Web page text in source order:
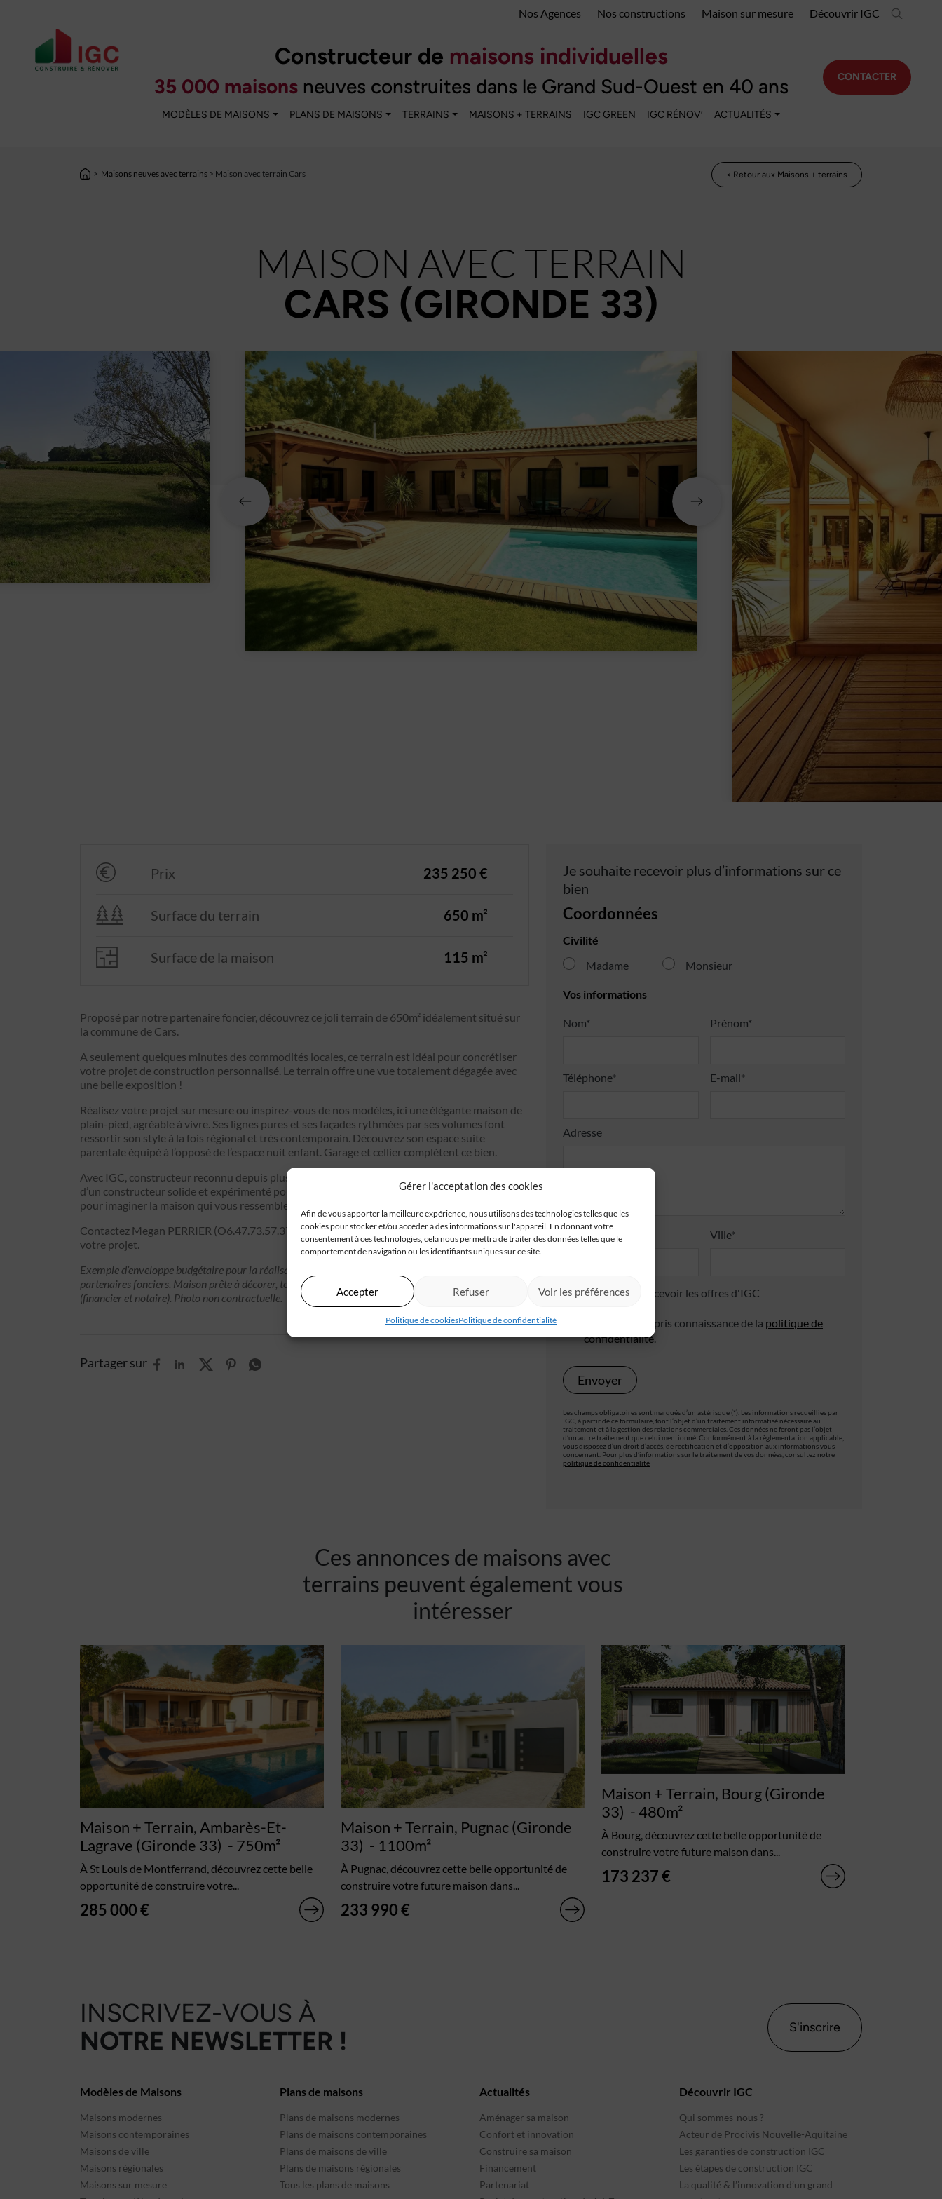
Gérer l'acceptation des cookies
Afin de vous apporter la meilleure expérience, nous utilisons des technologies telles que les
cookies pour stocker et/ou accéder à des informations sur l'appareil. En donnant votre
consentement à ces technologies, cela nous permettra de traiter des données telles que le
comportement de navigation ou les identifiants uniques sur ce site.
Accepter Refuser Voir les préférences
Politique de cookiesPolitique de confidentialité
Nos Agences Nos constructions Maison sur mesure Découvrir IGC
Constructeur de maisons individuelles
35 000 maisonsneuves construites dans le Grand Sud-Ouest en 40 ans
MODÈLES DE MAISONS PLANS DE MAISONS TERRAINS MAISONS + TERRAINS IGC GREEN IGC RÉNOV’ ACTUALITÉS
CONTACTER
> Maisons neuves avec terrains > Maison avec terrain Cars < Retour aux Maisons + terrains
MAISON AVEC TERRAIN
CARS (GIRONDE 33)
Prix 235 250 €
Surface du terrain 650 m²
Surface de la maison 115 m²
Proposé par notre partenaire foncier, découvrez ce joli terrain de 650m² idéalement situé sur
la commune de Cars.
A seulement quelques minutes des commodités locales, ce terrain est idéal pour concrétiser
votre projet de construction personnalisé. Le terrain offre une vue totalement dégagée avec
une belle exposition !
Réalisez votre projet sur mesure ou inspirez-vous de nos modèles, ici une élégante maison de
plain-pied, agréable à vivre. Ses lignes pures et ses façades rythmées par ses volumes font
ressortir son style à la fois régional et très contemporain. Découvrez son espace suite
parentale équipé à l’opposé de l’espace nuit enfant. Garage et cellier complètent ce bien.
Avec IGC, constructeur reconnu depuis plus de 40 ans, vous bénéficiez de toutes les garanties
d’un constructeur solide et expérimenté pour construire en toute sérénité. N’attendez plus
pour imaginer la maison qui vous ressemble !
Contactez Megan PERRIER (O6.47.73.57.37) pour une étude gratuite et personnalisée de
votre projet.
Exemple d’enveloppe budgétaire pour la réalisation d’une maison IGC sur le terrain de nos
partenaires fonciers. Maison prête à décorer, tous frais liés à la structure compris hors frais annexes
(financier et notaire). Photo non contractuelle.
Partager sur
Je souhaite recevoir plus d’informations sur ce
bien
Coordonnées
Civilité
Madame
Monsieur
Vos informations
Nom* Prénom*
Téléphone* E-mail*
Adresse
Code postal* Ville*
J'accepte de recevoir les offres d'IGC
Je valide avoir pris connaissance de la politique de
confidentialité.
Les champs obligatoires sont marqués d’un astérisque (*). Les informations recueillies par
IGC, à partir de ce formulaire, font l’objet d’un traitement informatisé nécessaire au
traitement et à la gestion des relations commerciales. Ces données ne feront pas l’objet
d’un autre traitement que celui mentionné. Conformément à la règlementation applicable,
vous disposez d’un droit d’accès, de rectification et d’opposition aux informations vous
concernant. Pour plus d’informations sur le traitement de vos données, consultez notre
politique de confidentialité
Ces annonces de maisons avec
terrains peuvent également vous
intéresser
Maison + Terrain, Ambarès-Et-
Lagrave (Gironde 33) - 750m²
À St Louis de Montferrand, découvrez cette belle
opportunité de construire votre...
285 000 €
Maison + Terrain, Pugnac (Gironde
33) - 1100m²
À Pugnac, découvrez cette belle opportunité de
construire votre future maison dans...
233 990 €
Maison + Terrain, Bourg (Gironde
33) - 480m²
À Bourg, découvrez cette belle opportunité de
construire votre future maison dans...
173 237 €
INSCRIVEZ-VOUS À
NOTRE NEWSLETTER !
S'inscrire
Modèles de Maisons
Maisons modernes
Maisons contemporaines
Maisons de ville
Maisons régionales
Maisons sur mesure
Plans de maisons
Plans de maisons modernes
Plans de maisons contemporaines
Plans de maisons de ville
Plans de maisons régionales
Tous les plans de maisons
Actualités
Aménager sa maison
Confort et innovation
Construire sa maison
Financement
Partenariat
Découvrir IGC
Qui sommes-nous ?
Acteur de Procivis Nouvelle-Aquitaine
Les garanties de construction IGC
Les étapes de construction IGC
La qualité & l’innovation d’un grand